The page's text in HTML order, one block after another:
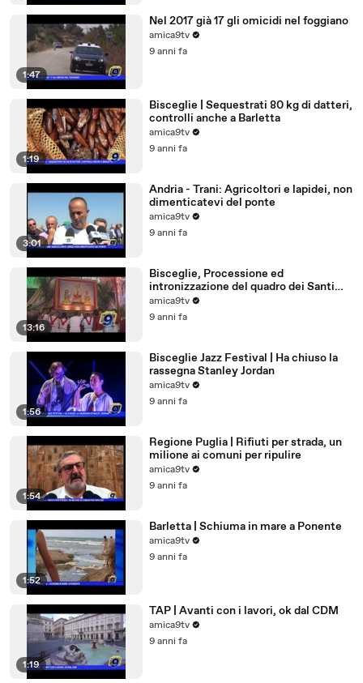
1:47
Nel 2017 già 17 gli omicidi nel foggiano
amica9tv
9 anni fa
1:19
Bisceglie | Sequestrati 80 kg di datteri,
controlli anche a Barletta
amica9tv
9 anni fa
3:01
Andria - Trani: Agricoltori e lapidei, non
dimenticatevi del ponte
amica9tv
9 anni fa
13:16
Bisceglie, Processione ed
intronizzazione del quadro dei Santi
Martiri
amica9tv
9 anni fa
1:56
Bisceglie Jazz Festival | Ha chiuso la
rassegna Stanley Jordan
amica9tv
9 anni fa
1:54
Regione Puglia | Rifiuti per strada, un
milione ai comuni per ripulire
amica9tv
9 anni fa
1:52
Barletta | Schiuma in mare a Ponente
amica9tv
9 anni fa
1:19
TAP | Avanti con i lavori, ok dal CDM
amica9tv
9 anni fa